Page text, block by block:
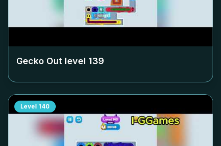
Gecko Out level 139
Level 140